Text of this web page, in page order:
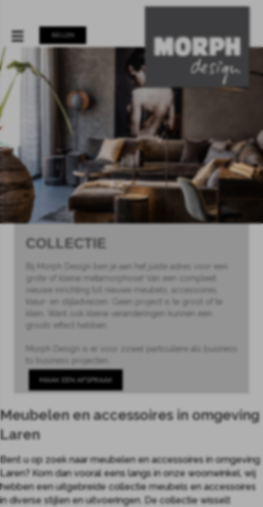
BELLEN
COLLECTIE
Bij Morph Design ben je aan het juiste adres voor een
grote of kleine metamorphose! Van een compleet
nieuwe inrichting tot nieuwe meubels, accessoires,
kleur- en stijladviezen. Geen project is te groot of te
klein. Want ook kleine veranderingen kunnen een
groots effect hebben.
Morph Design is er voor zowel particuliere als business
to business projecten.
MAAK EEN AFSPRAAK
Meubelen en accessoires in omgeving
Laren
Bent u op zoek naar meubelen en accessoires in omgeving
Laren? Kom dan vooral eens langs in onze woonwinkel, wij
hebben een uitgebreide collectie meubels en accessoires
in diverse stijlen en uitvoeringen. De collectie wisselt